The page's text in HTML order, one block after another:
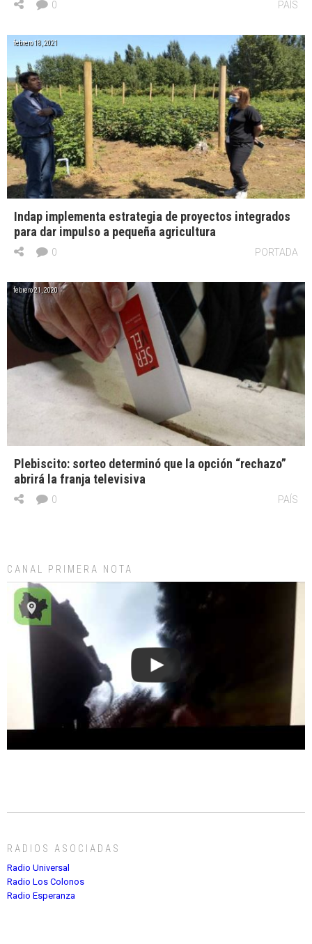
PAÍS
0
febrero 18, 2021
Indap implementa estrategia de proyectos integrados
para dar impulso a pequeña agricultura
PORTADA
0
febrero 21, 2020
Plebiscito: sorteo determinó que la opción “rechazo”
abrirá la franja televisiva
PAÍS
0
CANAL PRIMERA NOTA
RADIOS ASOCIADAS
Radio Universal
Radio Los Colonos
Radio Esperanza